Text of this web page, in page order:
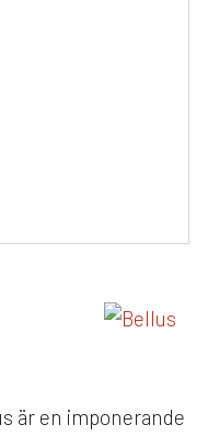
är en imponerande